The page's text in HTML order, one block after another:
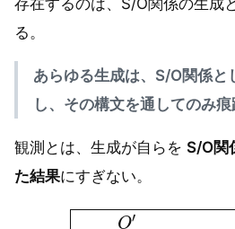
存在するのは、S/O関係の生成
る。
あらゆる生成は、S/O関係と
し、その構文を通してのみ痕
観測とは、生成が自らを S/O関
た結果にすぎない。
α=O′S″⟺φ